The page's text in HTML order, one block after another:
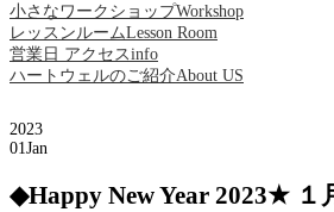
小さなワークショップWorkshop
レッスンルームLesson Room
営業日 アクセスinfo
ハートウェルのご紹介About US
2023
01Jan
◆Happy New Year 2023★ １